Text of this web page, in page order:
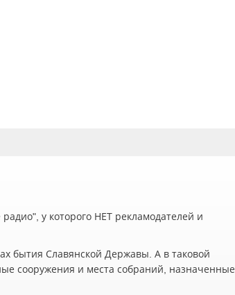
у которого НЕТ рекламодателей и
бытия Славянской Державы. А в таковой
сооружения и места собраний, назначенные